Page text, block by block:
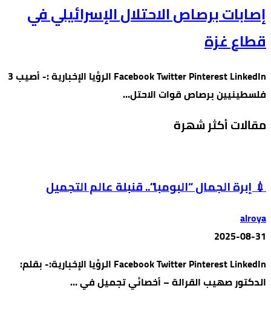
إصابات برصاص الاحتلال الإسرائيلي في
قطاع غزة
Facebook Twitter Pinterest LinkedIn الرؤيا الإخبارية :- أصيب 3
فلسطينيين برصاص قوات الاحتل…
مقالات أكثر شهرة
💉 إبرة الجمال “البومبا”.. قنبلة عالم التجميل
alroya
2025-08-31
Facebook Twitter Pinterest LinkedIn الرؤيا الإخبارية:- بقلم:
الدكتور صهيب القرالة – أخصائي تجميل في …